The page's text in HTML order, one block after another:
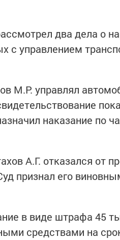
два дела о
с управлением
М.Р. управлял
наказание по
А.Г. отказался от
признал его
в виде штрафа 45
средствами на